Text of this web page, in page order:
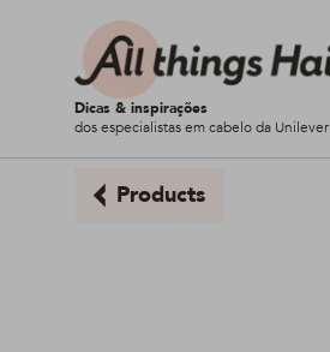
Dicas & inspirações
dos especialistas em cabelo da Unilever
Products